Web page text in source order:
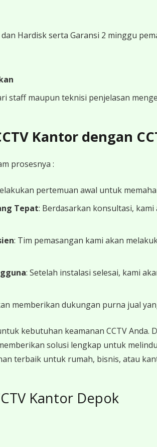
Hardisk serta Garansi 2 minggu
staff maupun teknisi penjelasan
Kantor dengan
prosesnya :
pertemuan awal untuk
Tepat: Berdasarkan konsultasi,
: Tim pemasangan kami akan
: Setelah instalasi selesai, kami
memberikan dukungan purna jual
kebutuhan keamanan CCTV
solusi lengkap untuk
terbaik untuk rumah, bisnis, atau
Kantor Depok